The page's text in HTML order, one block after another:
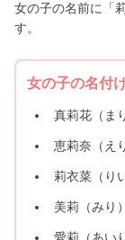
女の子の名前に「
す。
女の子の名付
真莉花（ま
恵莉奈（え
莉衣菜（り
美莉（みり）